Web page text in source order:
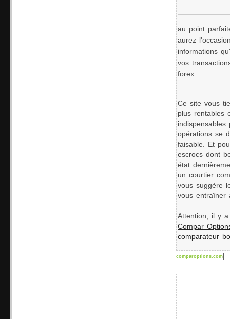
au point
aurez
informations
vos
forex.
Ce site vous
plus rentables
opérations se
faisable. Et
escrocs dont
état
un courtier
vous suggère
vous entraîner
Attention, il y
Compar
comparateur
comparoptions.com